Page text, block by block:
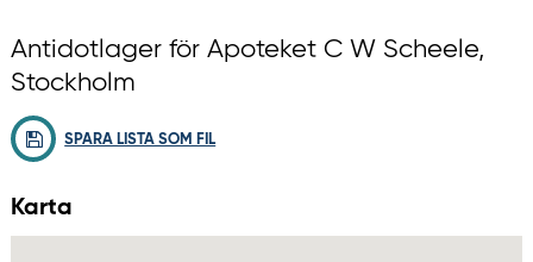
Antidotlager för Apoteket C W Scheele,
Stockholm
SPARA LISTA SOM FIL
Karta